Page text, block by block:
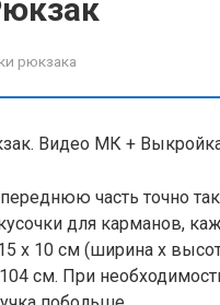
рюкзака
Видео МК +
часть точно
для карманов,
x 10 см (ширина x
см. При